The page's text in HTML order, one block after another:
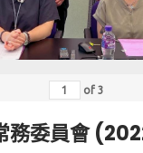
of3
務委員會